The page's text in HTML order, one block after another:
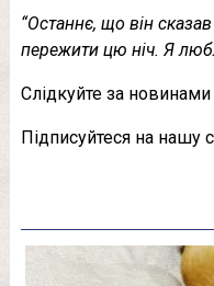
“Останнє, що він
пережити цю ніч. Я
Слідкуйте за новинами
Підписуйтеся на нашу